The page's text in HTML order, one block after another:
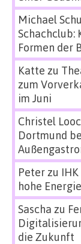
Michael
Schachclub:
Formen der
Katte zu
zum
im Juni
Christel
Dortmund
Peterzu
hohe
Sascha zu
die Zukunft